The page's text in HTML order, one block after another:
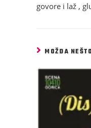
govore i laž ,
MOŽDA